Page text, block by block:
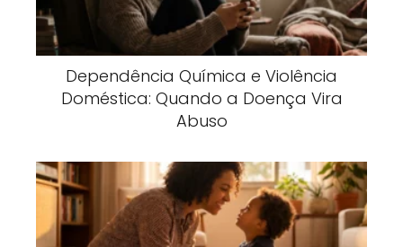
Dependência Química e Violência
Doméstica: Quando a Doença Vira
Abuso